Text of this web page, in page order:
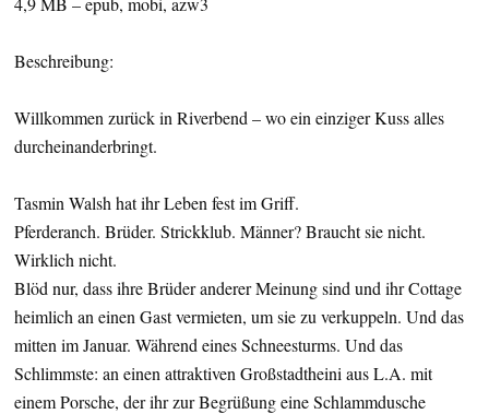
Beschreibung:
Willkommen zurück in Riverbend – wo ein einziger Kuss alles
durcheinanderbringt.
Tasmin Walsh hat ihr Leben fest im Griff.
Pferderanch. Brüder. Strickklub. Männer? Braucht sie nicht.
Wirklich nicht.
Blöd nur, dass ihre Brüder anderer Meinung sind und ihr Cottage
heimlich an einen Gast vermieten, um sie zu verkuppeln. Und das
mitten im Januar. Während eines Schneesturms. Und das
Schlimmste: an einen attraktiven Großstadtheini aus L.A. mit
einem Porsche, der ihr zur Begrüßung eine Schlammdusche